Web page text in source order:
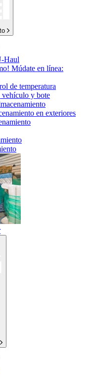
Haul
Múdate en línea:
de temperatura
vehículo y bote
en exteriores